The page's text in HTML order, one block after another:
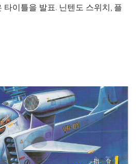
이틀을 발표. 닌텐도 스위치, 플